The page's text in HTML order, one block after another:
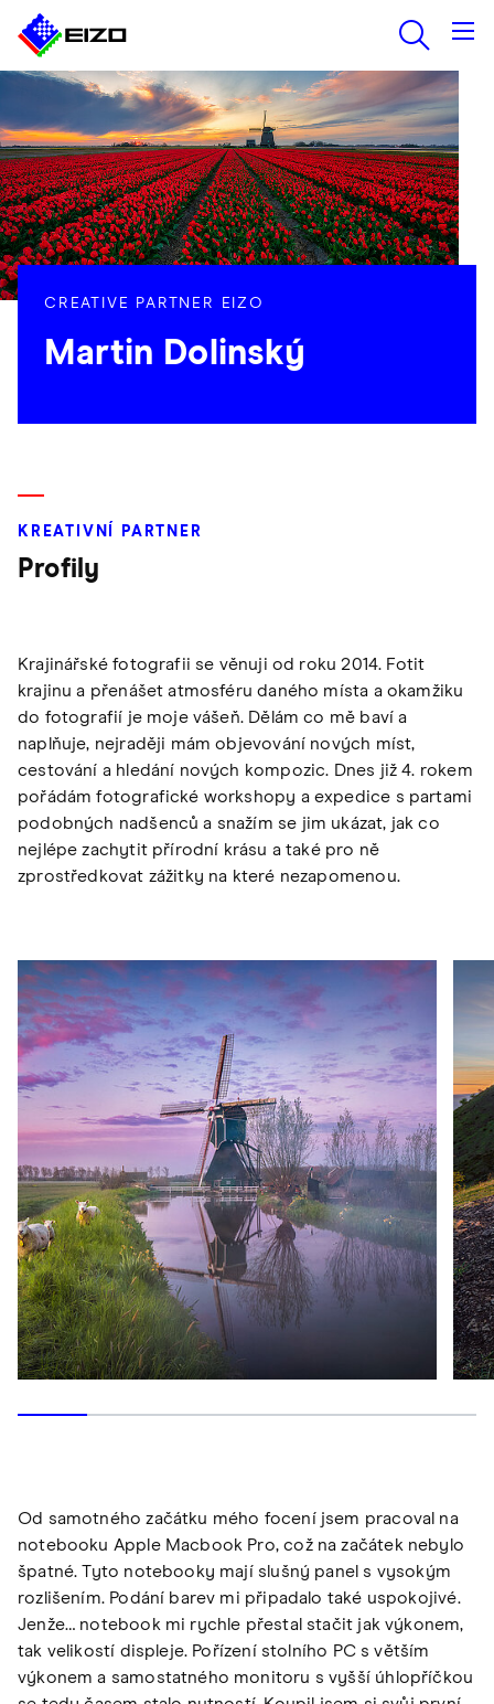
CREATIVE PARTNER EIZO
Martin Dolinský
KREATIVNÍ PARTNER
Profily
Krajinářské fotografii se věnuji od roku 2014. Fotit
krajinu a přenášet atmosféru daného místa a okamžiku
do fotografií je moje vášeň. Dělám co mě baví a
naplňuje, nejraději mám objevování nových míst,
cestování a hledání nových kompozic. Dnes již 4. rokem
pořádám fotografické workshopy a expedice s partami
podobných nadšenců a snažím se jim ukázat, jak co
nejlépe zachytit přírodní krásu a také pro ně
zprostředkovat zážitky na které nezapomenou.
Od samotného začátku mého focení jsem pracoval na
notebooku Apple Macbook Pro, což na začátek nebylo
špatné. Tyto notebooky mají slušný panel s vysokým
rozlišením. Podání barev mi připadalo také uspokojivé.
Jenže… notebook mi rychle přestal stačit jak výkonem,
tak velikostí displeje. Pořízení stolního PC s větším
výkonem a samostatného monitoru s vyšší úhlopříčkou